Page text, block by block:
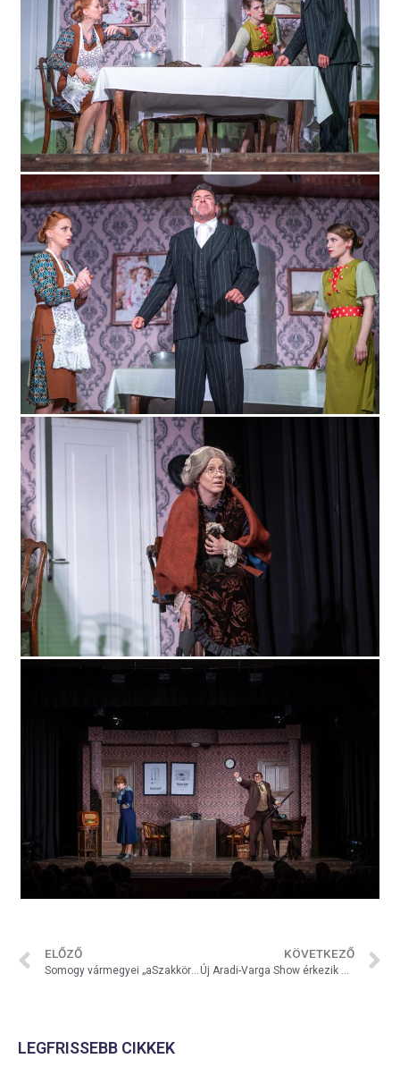
ELŐZŐ
Somogy vármegyei „aSzakkör” kiállítás
KÖVETKEZŐ
Új Aradi-Varga Show érkezik októberben Marcaliba!
LEGFRISSEBB CIKKEK